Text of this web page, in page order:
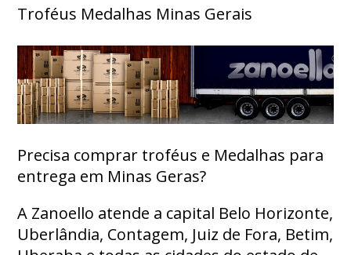
Troféus Medalhas Minas Gerais
Precisa comprar troféus e Medalhas para
entrega em Minas Geras?
A Zanoello atende a capital Belo Horizonte,
Uberlândia, Contagem, Juiz de Fora, Betim,